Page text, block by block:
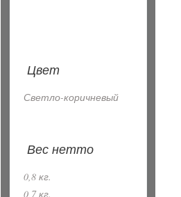
Цвет
Светло-коричневый
Вес нетто
0,8 кг.
0,7 кг.